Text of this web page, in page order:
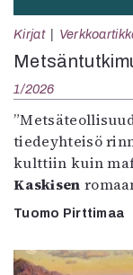
Kirjat
1/2026
tiedeyhteisö
kulttiin kuin
Kaskisen
Tuomo Pirttimaa